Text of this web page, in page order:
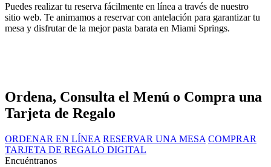
Puedes realizar tu reserva fácilmente en línea a través de nuestro
sitio web. Te animamos a reservar con antelación para garantizar tu
mesa y disfrutar de la mejor pasta barata en Miami Springs.
Ordena, Consulta el Menú o Compra una
Tarjeta de Regalo
ORDENAR EN LÍNEA RESERVAR UNA MESA COMPRAR
TARJETA DE REGALO DIGITAL
Encuéntranos